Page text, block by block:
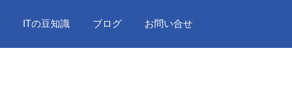
ITの豆知識 ブログ お問い合せ